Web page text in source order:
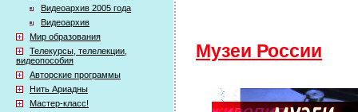
Видеоархив 2005 года
Видеоархив
Мир образования
Телекурсы, телелекции,
видеопособия
Авторские программы
Нить Ариадны
Мастер-класс!
Музеи России